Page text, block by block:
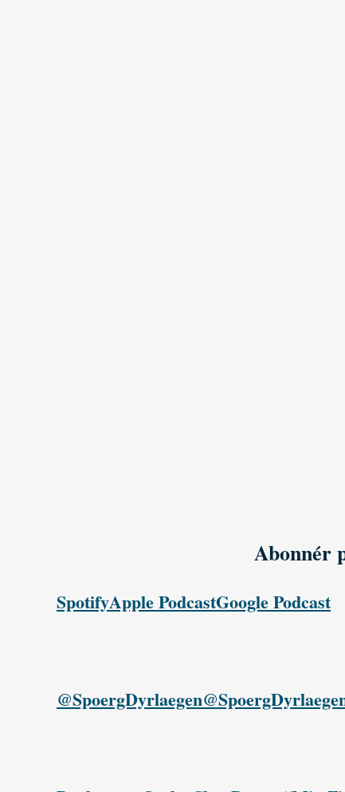
Abonnér
SpotifyApple PodcastGoogle Podcast
@SpoergDyrlaegen